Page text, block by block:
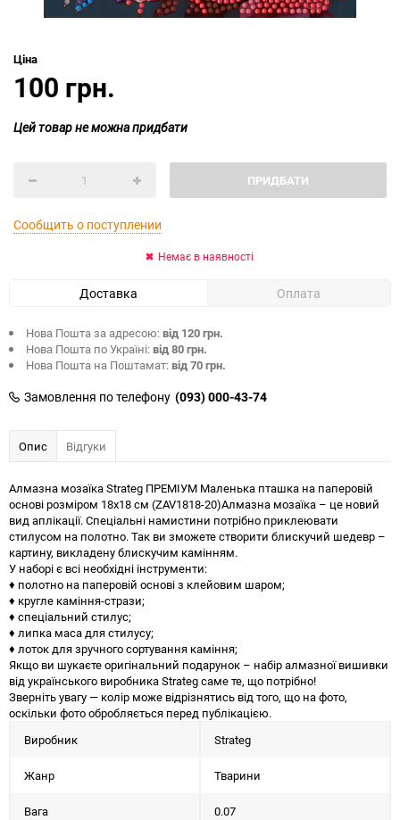
Ціна
100 грн.
Цей товар не можна придбати
ПРИДБАТИ
Сообщить о поступлении
Немає в наявності
Доставка Оплата
Нова Пошта за адресою:від 120 грн.
Нова Пошта по Україні:від 80 грн.
Нова Пошта на Поштамат:від 70 грн.
Замовлення по телефону (093) 000-43-74
Опис Відгуки
Алмазна мозаїка Strateg ПРЕМІУМ Маленька пташка на паперовій
основі розміром 18х18 см (ZAV1818-20)Алмазна мозаїка – це новий
вид аплікації. Спеціальні намистини потрібно приклеювати
стилусом на полотно. Так ви зможете створити блискучий шедевр –
картину, викладену блискучим камінням.
У наборі є всі необхідні інструменти:
♦ полотно на паперовій основі з клейовим шаром;
♦ кругле каміння-стрази;
♦ спеціальний стилус;
♦ липка маса для стилусу;
♦ лоток для зручного сортування каміння;
Якщо ви шукаєте оригінальний подарунок – набір алмазної вишивки
від українського виробника Strateg саме те, що потрібно!
Зверніть увагу — колір може відрізнятись від того, що на фото,
оскільки фото обробляється перед публікацією.
Виробник
Strateg
Жанр Тварини
Вага 0.07